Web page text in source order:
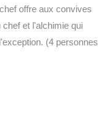
offre aux convives
et l'alchimie qui
(4 personnes